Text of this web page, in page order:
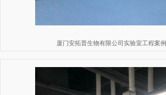
厦门安拓普生物有限公司实验室工程案例